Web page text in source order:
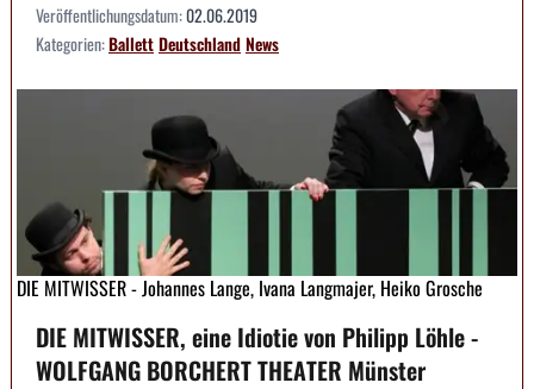
Veröffentlichungsdatum:02.06.2019
Kategorien:BallettDeutschlandNews
DIE MITWISSER - Johannes Lange, Ivana Langmajer, Heiko Grosche
DIE MITWISSER, eine Idiotie von Philipp Löhle -
WOLFGANG BORCHERT THEATER Münster